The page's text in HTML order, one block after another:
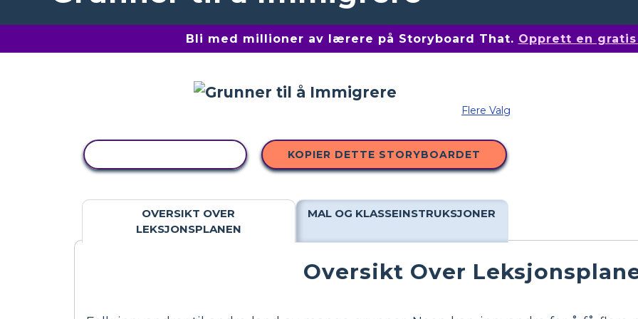
Bli med millioner av lærere på Storyboard That. Opprett en
Flere Valg
KOPIER DETTE STORYBOARDET
OVERSIKT OVER
LEKSJONSPLANEN
MAL OG KLASSEINSTRUKSJONER
Oversikt Over